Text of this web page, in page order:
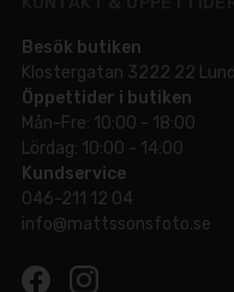
Besök butiken
Klostergatan 3222 22 Lund
Öppettider i butiken
Mån-Fre: 10:00 - 18:00
Lördag: 10:00 - 14:00
Kundservice
046-211 12 04
info@mattssonsfoto.se